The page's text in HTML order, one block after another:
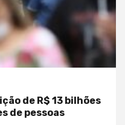
de R$ 13 bilhões
de pessoas